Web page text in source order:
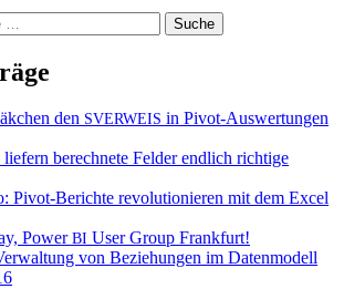
den SVERWEIS in Pivot-Auswertungen
berechnete Felder endlich richtige
Pivot-Berichte revolutionieren mit dem Excel
PowerBI User Group Frankfurt!
von Beziehungen im Datenmodell